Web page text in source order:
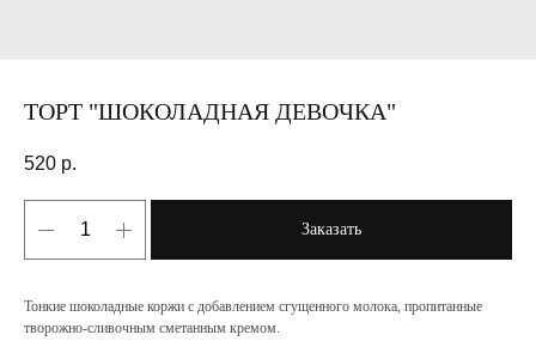
ТОРТ "ШОКОЛАДНАЯ ДЕВОЧКА"
520 р.
Заказать
Тонкие шоколадные коржи с добавлением сгущенного молока, пропитанные
творожно-сливочным сметанным кремом.